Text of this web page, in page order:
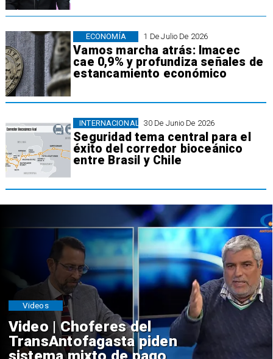
1 De Julio De 2026
Vamos marcha atrás: Imacec
cae 0,9% y profundiza señales de
estancamiento económico
ECONOMÍA
30 De Junio De 2026
Seguridad tema central para el
éxito del corredor bioceánico
entre Brasil y Chile
INTERNACIONAL
Video | Choferes del
TransAntofagasta piden
Videos